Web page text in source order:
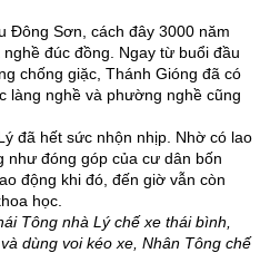
Đông Sơn, cách đây 3000 năm
đúc đồng. Ngay từ buổi đầu
chống giặc, Thánh Gióng đã có
làng nghề và phường nghề cũng
đã hết sức nhộn nhịp. Nhờ có lao
như đóng góp của cư dân bốn
động khi đó, đến giờ vẫn còn
học.
Tông nhà Lý chế xe thái bình,
dùng voi kéo xe, Nhân Tông chế